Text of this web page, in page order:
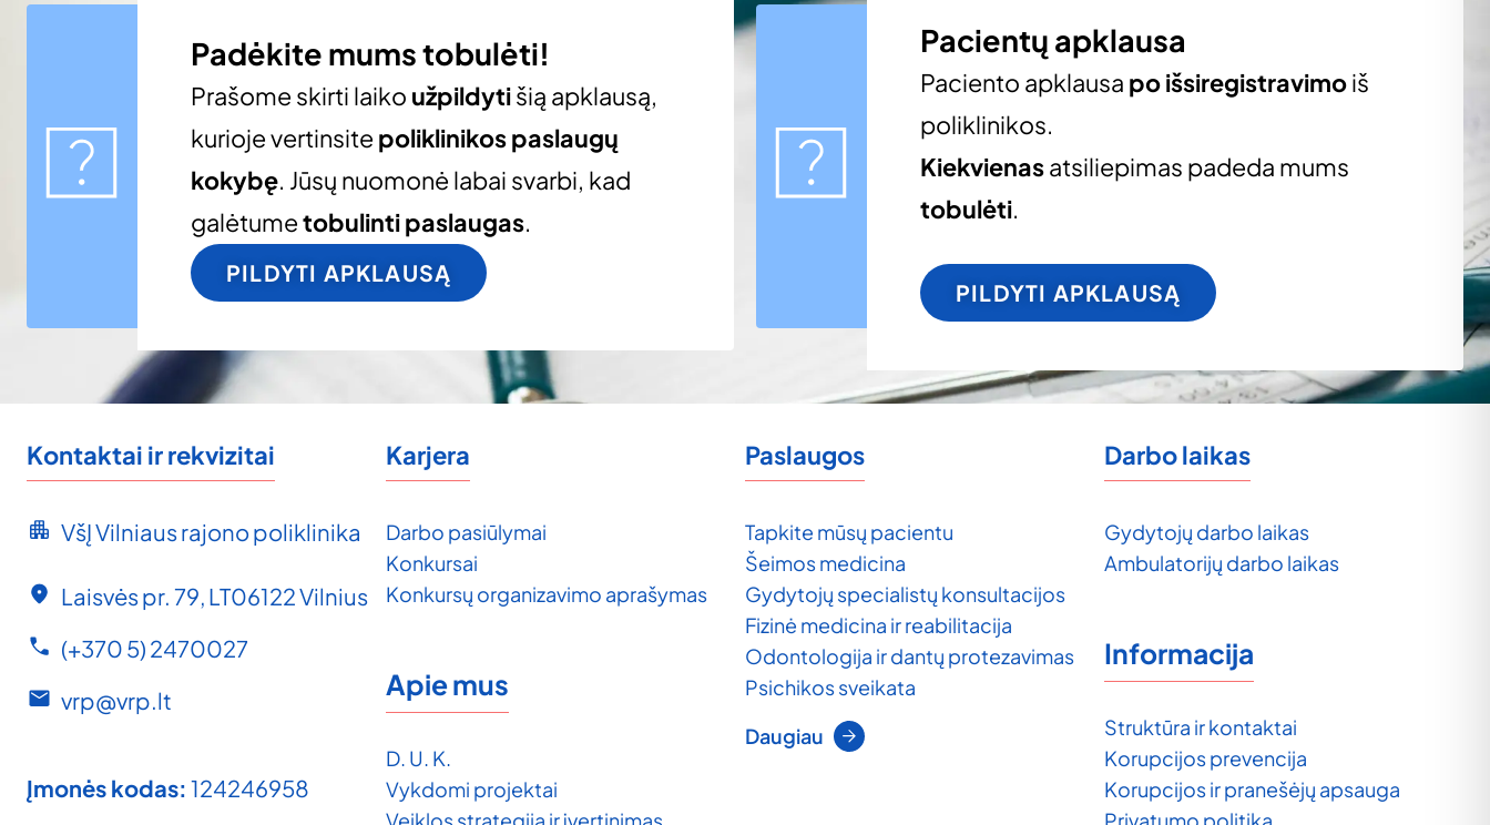
Padėkite mums tobulėti!
Prašome skirti laiko užpildytišią apklausą,
kurioje vertinsite poliklinikos paslaugų
kokybę. Jūsų nuomonė labai svarbi, kad
galėtumetobulinti paslaugas.
PILDYTI APKLAUSĄ
Pacientų apklausa
Paciento apklausa po išsiregistravimoiš
poliklinikos.
Kiekvienasatsiliepimas padeda mums
tobulėti.
PILDYTI APKLAUSĄ
Kontaktai ir rekvizitai
VšĮ Vilniaus rajono poliklinika
Laisvės pr. 79, LT06122 Vilnius
(+370 5) 2470027
vrp@vrp.lt
Įmonės kodas: 124246958
Karjera
Darbo pasiūlymai
Konkursai
Konkursų organizavimo aprašymas
Apie mus
D. U. K.
Vykdomi projektai
Paslaugos
Tapkite mūsų pacientu
Šeimos medicina
Gydytojų specialistų konsultacijos
Fizinė medicina ir reabilitacija
Odontologija ir dantų protezavimas
Psichikos sveikata
Daugiau
Darbo laikas
Gydytojų darbo laikas
Ambulatorijų darbo laikas
Informacija
Struktūra ir kontaktai
Korupcijos prevencija
Korupcijos ir pranešėjų apsauga